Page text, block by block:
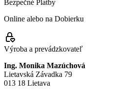
Bezpečné Platby
Online alebo na Dobierku
Výroba a prevádzkovateľ
Ing. Monika Mazúchová
Lietavská Závadka 79
013 18 Lietava